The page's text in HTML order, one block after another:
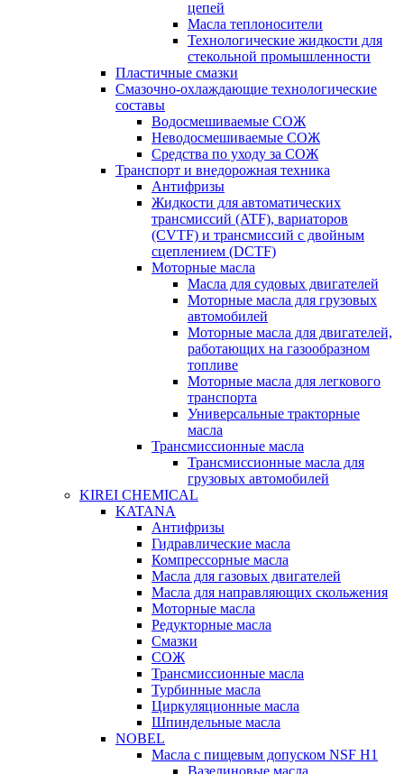
цепей
Масла теплоносители
Технологические жидкости для
стекольной промышленности
Пластичные смазки
Смазочно-охлаждающие технологические
составы
Водосмешиваемые СОЖ
Неводосмешиваемые СОЖ
Средства по уходу за СОЖ
Транспорт и внедорожная техника
Антифризы
Жидкости для автоматических
трансмиссий (ATF), вариаторов
(CVTF) и трансмиссий с двойным
сцеплением (DCTF)
Моторные масла
Масла для судовых двигателей
Моторные масла для грузовых
автомобилей
Моторные масла для двигателей,
работающих на газообразном
топливе
Моторные масла для легкового
транспорта
Универсальные тракторные
масла
Трансмиссионные масла
Трансмиссионные масла для
грузовых автомобилей
KIREI CHEMICAL
KATANA
Антифризы
Гидравлические масла
Компрессорные масла
Масла для газовых двигателей
Масла для направляющих скольжения
Моторные масла
Редукторные масла
Смазки
СОЖ
Трансмиссионные масла
Турбинные масла
Циркуляционные масла
Шпиндельные масла
NOBEL
Масла с пищевым допуском NSF H1
Вазелиновые масла